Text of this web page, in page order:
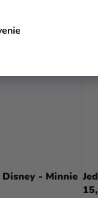
- Minnie